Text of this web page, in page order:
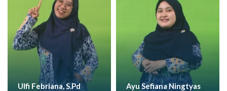
S.Pd Ayu Sefiana Ningtyas Susi